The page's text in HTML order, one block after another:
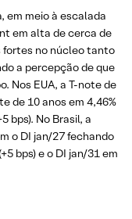
em meio à escalada
em alta de cerca de
fortes no núcleo tanto
a percepção de que
Nos EUA, a T-note de
de 10 anos em 4,46%
bps). No Brasil, a
o DI jan/27 fechando
bps) e o DI jan/31 em